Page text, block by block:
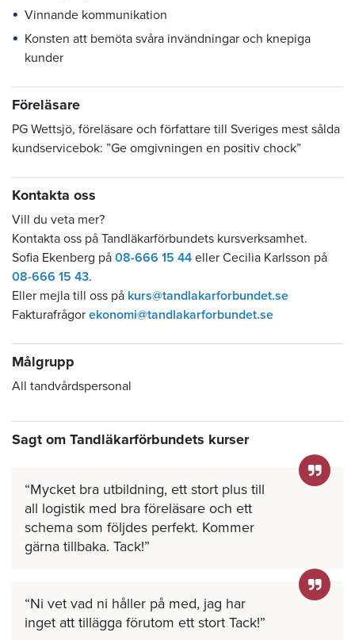
Vinnande kommunikation
Konsten att bemöta svåra invändningar och knepiga
kunder
Föreläsare
PG Wettsjö, föreläsare och författare till Sveriges mest sålda
kundservicebok: ”Ge omgivningen en positiv chock”
Kontakta oss
Vill du veta mer?
Kontakta oss på Tandläkarförbundets kursverksamhet.
Sofia Ekenberg på 08-666 15 44 eller Cecilia Karlsson på
08-666 15 43.
Eller mejla till oss på kurs@tandlakarforbundet.se
Fakturafrågor ekonomi@tandlakarforbundet.se
Målgrupp
All tandvårdspersonal
Sagt om Tandläkarförbundets kurser
Mycket bra utbildning, ett stort plus till
all logistik med bra föreläsare och ett
schema som följdes perfekt. Kommer
gärna tillbaka. Tack!
Ni vet vad ni håller på med, jag har
inget att tillägga förutom ett stort Tack!